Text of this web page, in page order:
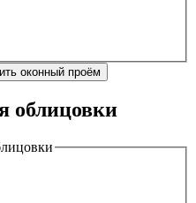
оконный проём
облицовки